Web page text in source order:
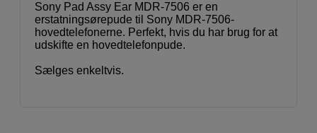
Sony Pad Assy Ear MDR-7506 er en
erstatningsørepude til Sony MDR-7506-
hovedtelefonerne. Perfekt, hvis du har brug for at
udskifte en hovedtelefonpude.
Sælges enkeltvis.